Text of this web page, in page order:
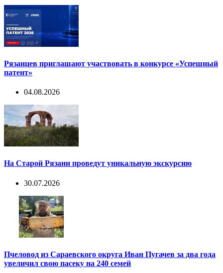
Рязанцев приглашают участвовать в конкурсе «Успешный
патент»
04.08.2026
На Старой Рязани проведут уникальную экскурсию
30.07.2026
Пчеловод из Сараевского округа Иван Пугачев за два года
увеличил свою пасеку на 240 семей